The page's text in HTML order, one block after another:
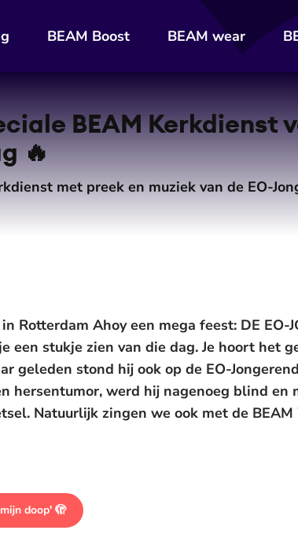
BEAM Boost BEAM wear
De weergave van deze video vereist jouw
BEAM Kerkdienst
🔥
met preek en muziek van de EO-
Rotterdam Ahoy een mega feest: DE EO-
een stukje zien van die dag. Je hoort het
geleden stond hij ook op de EO-
hersentumor, werd hij nagenoeg blind
Natuurlijk zingen we ook met de
doop' 🫣